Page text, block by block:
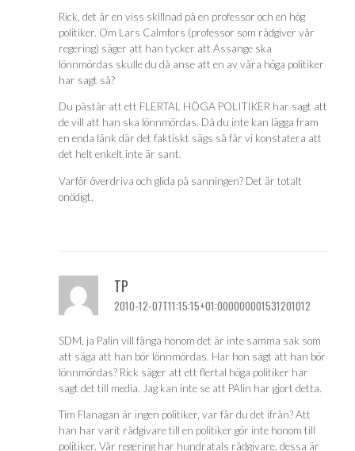
Rick, det är en viss skillnad på en professor och en hög
politiker. Om Lars Calmfors (professor som rådgiver vår
regering) säger att han tycker att Assange ska
lönnmördas skulle du då anse att en av våra höga politiker
har sagt så?
Du påstår att ett FLERTAL HÖGA POLITIKER har sagt att
de vill att han ska lönnmördas. Då du inte kan lägga fram
en enda länk där det faktiskt sägs så får vi konstatera att
det helt enkelt inte är sant.
Varför överdriva och glida på sanningen? Det är totalt
onödigt.
TP
2010-12-07T11:15:15+01:000000001531201012
SDM, ja Palin vill fånga honom det är inte samma sak som
att säga att han bör lönnmördas. Har hon sagt att han bör
lönnmördas? Rick säger att ett flertal höga politiker har
sagt det till media. Jag kan inte se att PAlin har gjort detta.
Tim Flanagan är ingen politiker, var får du det ifrån? Att
han har varit rådgivare till en politiker gör inte honom till
politiker. Vår regering har hundratals rådgivare, dessa är